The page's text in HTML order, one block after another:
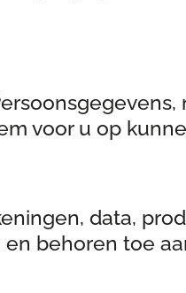
voor u op
data,
behoren toe